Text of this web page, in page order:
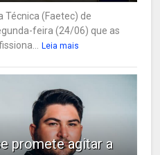
Técnica (Faetec) de
feira (24/06) que as
Leia mais
promete agitar a